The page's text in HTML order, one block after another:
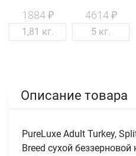
1884 ₽
1,81 кг.
4614 ₽
5 кг.
Описание товара
PureLuxe Adult Turkey,
Breed сухой